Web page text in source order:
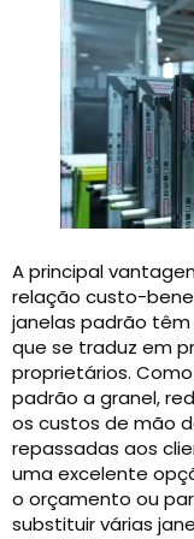
A principal
relação custo-
janelas padrão
que se traduz em
proprietários.
padrão a granel,
os custos de mão
repassadas aos
uma excelente
o orçamento ou
substituir várias